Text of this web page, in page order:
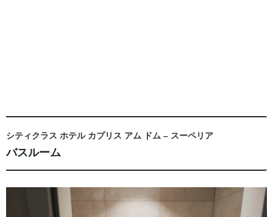
シティクラス ホテル カプリス アム ドム – スーペリア
バスルーム